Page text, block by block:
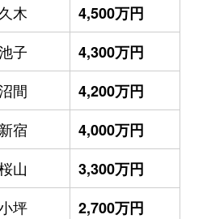
久木
4,500万円
子
4,300万円
間
4,200万円
新宿
4,000万円
山
3,300万円
坪 2,700万円